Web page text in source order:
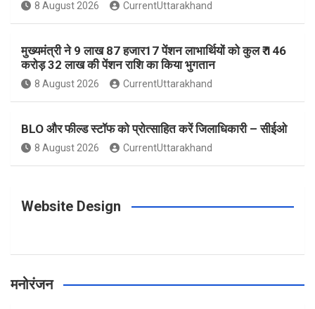
b
o
k
a
g
a
e
r
s
t
e
u
8 August 2026 CurrentUttarakhand
मुख्यमंत्री ने 9 लाख 87 हजार17 पेंशन लाभार्थियों को कुल ₹ 146
करोड़ 32 लाख की पेंशन राशि का किया भुगतान
8 August 2026 CurrentUttarakhand
BLO और फील्ड स्टॉफ को प्रोत्साहित करें जिलाधिकारी – सीईओ
8 August 2026 CurrentUttarakhand
Website Design
मनोरंजन